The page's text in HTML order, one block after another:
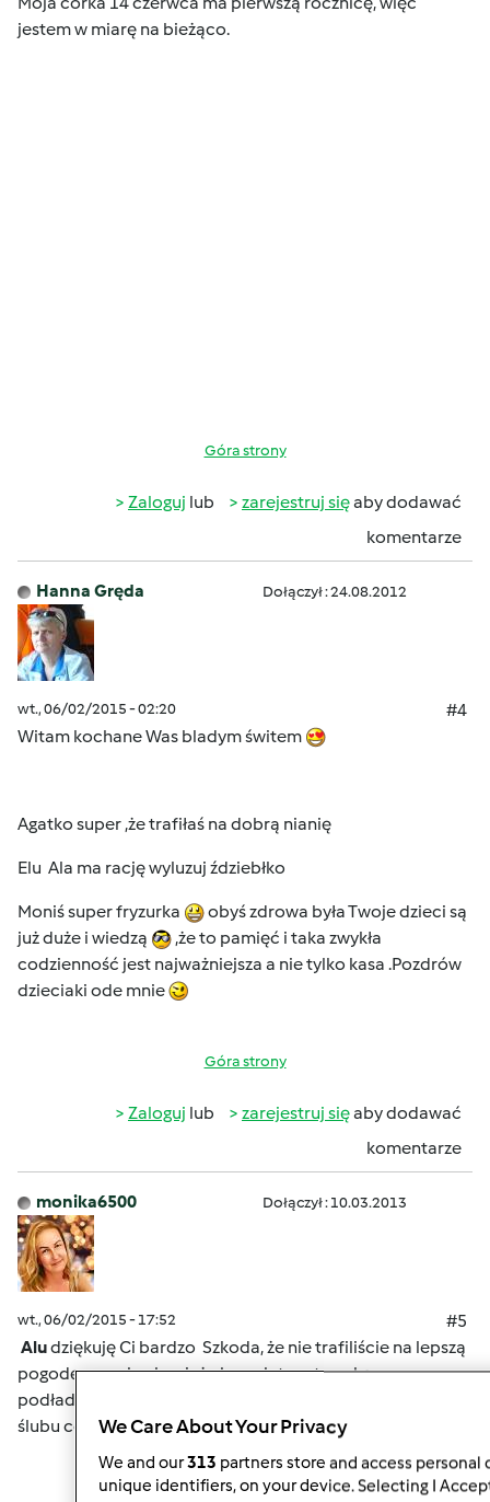
jestem w miarę na bieżąco.
Góra strony
Zaloguj lub zarejestruj sięaby dodawać
komentarze
Hanna Gręda Dołączył : 24.08.2012
wt., 06/02/2015 - 02:20
#4
Witam kochane Was bladym świtem
Agatko super ,że trafiłaś na dobrą nianię
Elu Ala ma rację wyluzuj ździebłko
Moniś super fryzurka
obyś zdrowa była Twoje dzieci są
już duże i wiedzą
,że to pamięć i taka zwykła
codzienność jest najważniejsza a nie tylko kasa .Pozdrów
dzieciaki ode mnie
Góra strony
Zaloguj lub zarejestruj sięaby dodawać
komentarze
monika6500 Dołączył : 10.03.2013
wt., 06/02/2015 - 17:52
#5
Aludziękuję Ci bardzo Szkoda, że nie trafiliście na lepszą
pogodę...no, ale chociaż akumulatory troszkę
podładowane
ślubu córkiWe Care About Your Privacy
We and our313 partners store and access personal
unique identifiers, on your device. Selecting I